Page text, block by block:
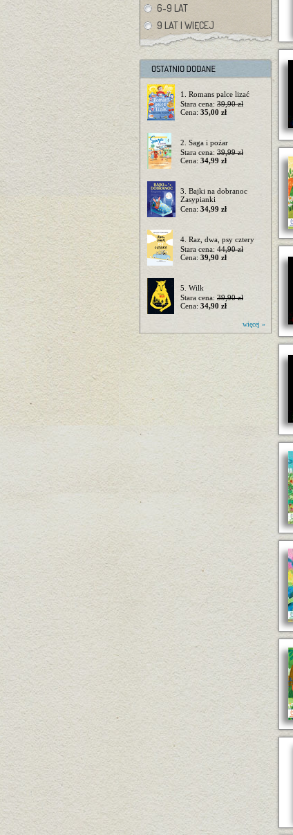
6-9 LAT
9 LAT I WIĘCEJ
1. Romans palce lizać
Stara cena: 39,90 zł
Cena: 35,00 zł
2. Saga i pożar
Stara cena: 39,99 zł
Cena: 34,99 zł
3. Bajki na dobranoc
Zasypianki
Cena: 34,99 zł
4. Raz, dwa, psy cztery
Stara cena: 44,90 zł
Cena: 39,90 zł
5. Wilk
Stara cena: 39,90 zł
Cena: 34,90 zł
więcej »